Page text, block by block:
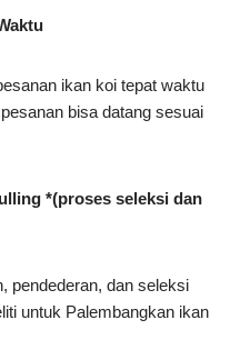
ikan koi tepat waktu
bisa datang sesuai
*(proses seleksi dan
pendederan, dan seleksi
untuk Palembangkan ikan